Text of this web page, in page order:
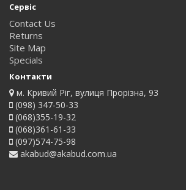
Сервіс
Contact Us
Returns
Site Map
Specials
Контакти
м. Кривий Ріг, вулиця Прорізна, 93
(098) 347-50-33
(068)355-19-32
(068)361-61-33
(097)574-75-98
akabud@akabud.com.ua